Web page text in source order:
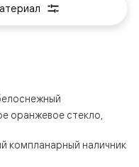
оранжевое стекло,
компланарный наличник